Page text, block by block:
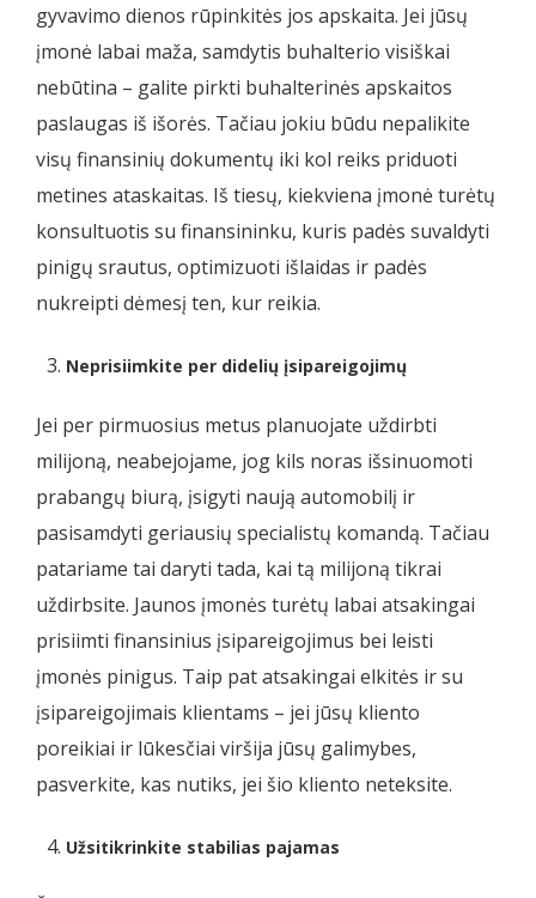
gyvavimo dienos rūpinkitės jos apskaita. Jei jūsų
įmonė labai maža, samdytis buhalterio visiškai
nebūtina – galite pirkti buhalterinės apskaitos
paslaugas iš išorės. Tačiau jokiu būdu nepalikite
visų finansinių dokumentų iki kol reiks priduoti
metines ataskaitas. Iš tiesų, kiekviena įmonė turėtų
konsultuotis su finansininku, kuris padės suvaldyti
pinigų srautus, optimizuoti išlaidas ir padės
nukreipti dėmesį ten, kur reikia.
Neprisiimkite per didelių įsipareigojimų
Jei per pirmuosius metus planuojate uždirbti
milijoną, neabejojame, jog kils noras išsinuomoti
prabangų biurą, įsigyti naują automobilį ir
pasisamdyti geriausių specialistų komandą. Tačiau
patariame tai daryti tada, kai tą milijoną tikrai
uždirbsite. Jaunos įmonės turėtų labai atsakingai
prisiimti finansinius įsipareigojimus bei leisti
įmonės pinigus. Taip pat atsakingai elkitės ir su
įsipareigojimais klientams – jei jūsų kliento
poreikiai ir lūkesčiai viršija jūsų galimybes,
pasverkite, kas nutiks, jei šio kliento neteksite.
Užsitikrinkite stabilias pajamas